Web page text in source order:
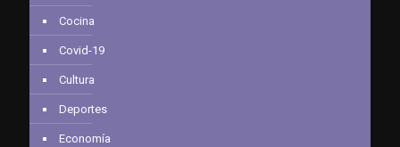
Cocina
Covid-19
Cultura
Deportes
Economía